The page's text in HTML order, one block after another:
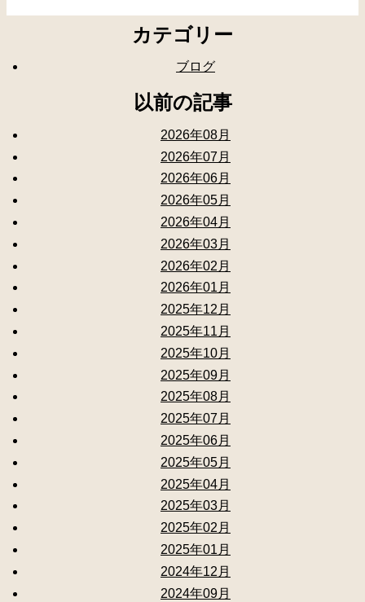
カテゴリー
ブログ
以前の記事
2026年08月
2026年07月
2026年06月
2026年05月
2026年04月
2026年03月
2026年02月
2026年01月
2025年12月
2025年11月
2025年10月
2025年09月
2025年08月
2025年07月
2025年06月
2025年05月
2025年04月
2025年03月
2025年02月
2025年01月
2024年12月
2024年09月